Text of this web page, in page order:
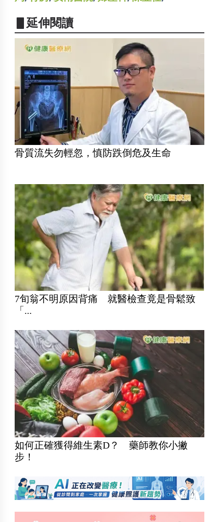
▋延伸閱讀
骨質流失勿輕忽，慎防跌倒危及生命
7旬翁不明原因背痛 就醫檢查竟是骨鬆致
「...
如何正確獲得維生素D？ 藥師教你小撇
步！